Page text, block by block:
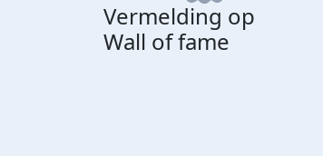
Vermelding op
Wall of fame